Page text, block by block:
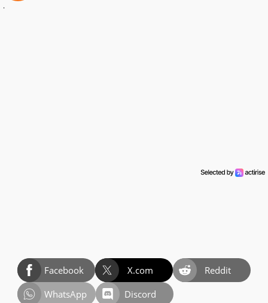
.
Facebook X.com
Reddit
WhatsApp
Discord